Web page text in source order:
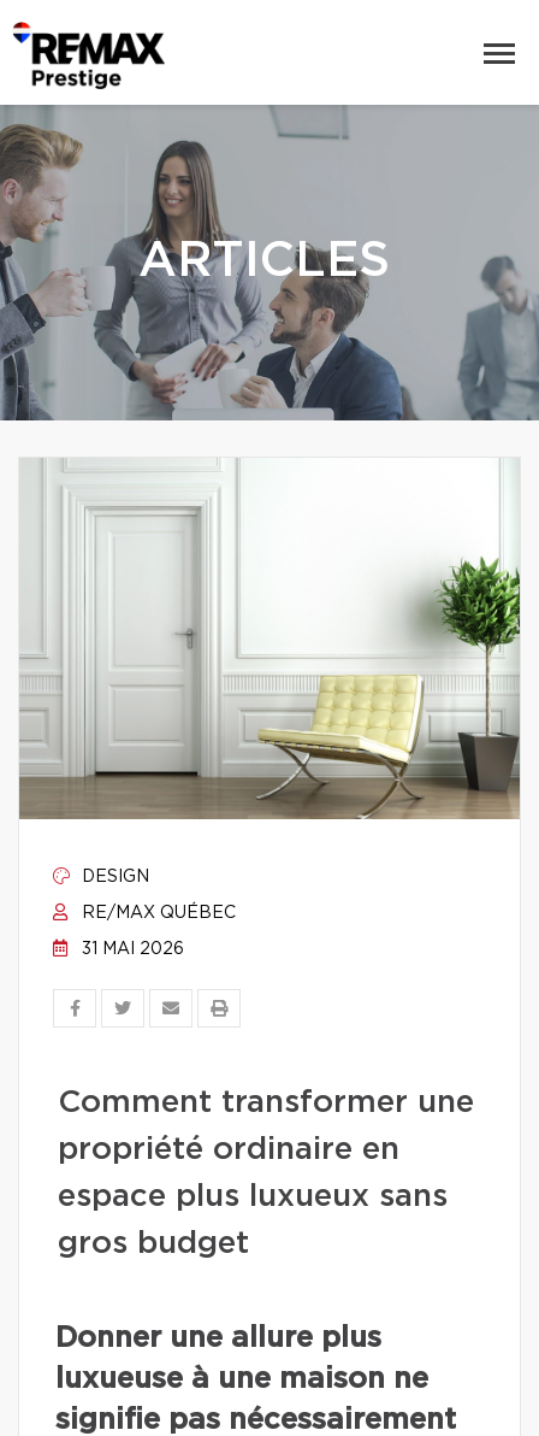
ARTICLES
DESIGN
RE/MAX QUÉBEC
31 MAI 2026
Comment transformer une
propriété ordinaire en
espace plus luxueux sans
gros budget
Donner une allure plus
luxueuse à une maison ne
signifie pas nécessairement